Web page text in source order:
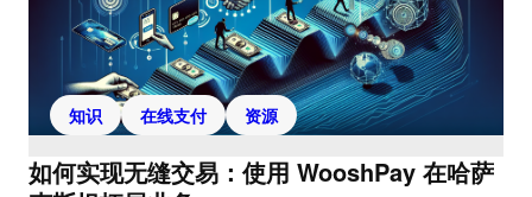
知识 在线支付 资源
如何实现无缝交易：使用 WooshPay 在哈萨